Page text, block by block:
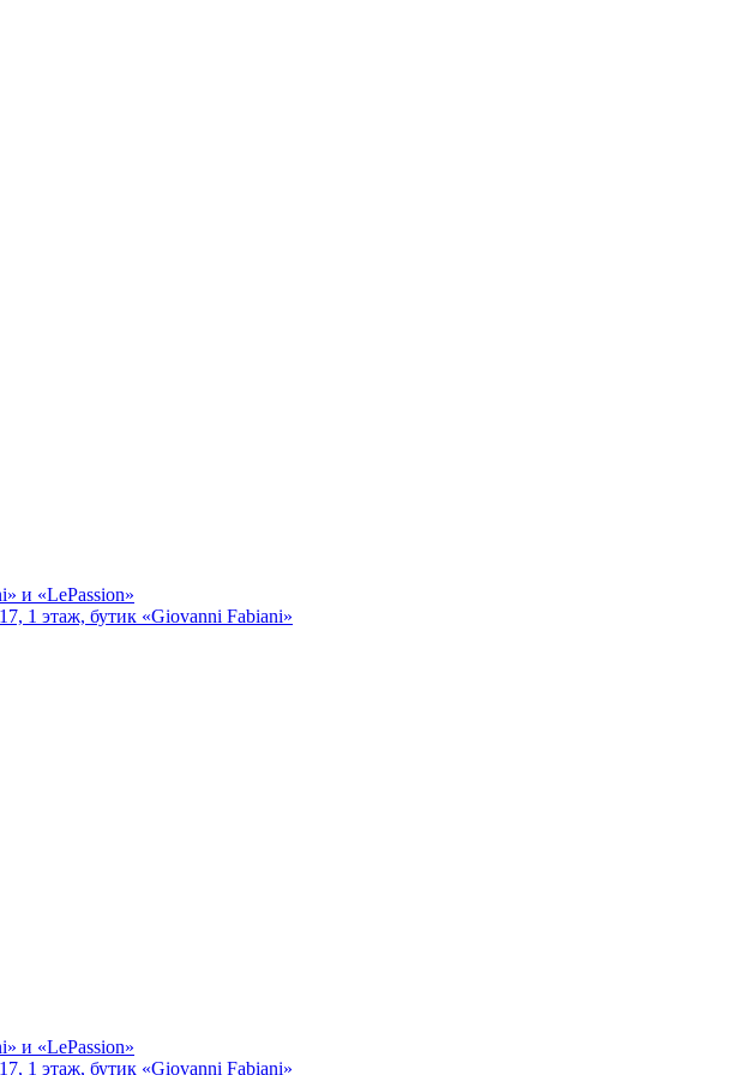
и «LePassion»
1 этаж, бутик «Giovanni Fabiani»
и «LePassion»
1 этаж, бутик «Giovanni Fabiani»